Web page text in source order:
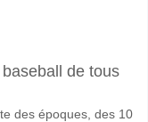
de tous
des époques, des 10